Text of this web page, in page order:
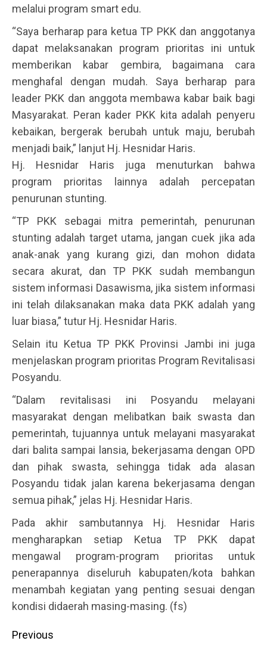
melalui program smart edu.
“Saya berharap para ketua TP PKK dan anggotanya
dapat melaksanakan program prioritas ini untuk
memberikan kabar gembira, bagaimana cara
menghafal dengan mudah. Saya berharap para
leader PKK dan anggota membawa kabar baik bagi
Masyarakat. Peran kader PKK kita adalah penyeru
kebaikan, bergerak berubah untuk maju, berubah
menjadi baik,” lanjut Hj. Hesnidar Haris.
Hj. Hesnidar Haris juga menuturkan bahwa
program prioritas lainnya adalah percepatan
penurunan stunting.
“TP PKK sebagai mitra pemerintah, penurunan
stunting adalah target utama, jangan cuek jika ada
anak-anak yang kurang gizi, dan mohon didata
secara akurat, dan TP PKK sudah membangun
sistem informasi Dasawisma, jika sistem informasi
ini telah dilaksanakan maka data PKK adalah yang
luar biasa,” tutur Hj. Hesnidar Haris.
Selain itu Ketua TP PKK Provinsi Jambi ini juga
menjelaskan program prioritas Program Revitalisasi
Posyandu.
“Dalam revitalisasi ini Posyandu melayani
masyarakat dengan melibatkan baik swasta dan
pemerintah, tujuannya untuk melayani masyarakat
dari balita sampai lansia, bekerjasama dengan OPD
dan pihak swasta, sehingga tidak ada alasan
Posyandu tidak jalan karena bekerjasama dengan
semua pihak,” jelas Hj. Hesnidar Haris.
Pada akhir sambutannya Hj. Hesnidar Haris
mengharapkan setiap Ketua TP PKK dapat
mengawal program-program prioritas untuk
penerapannya diseluruh kabupaten/kota bahkan
menambah kegiatan yang penting sesuai dengan
kondisi didaerah masing-masing. (fs)
Continue
Previous